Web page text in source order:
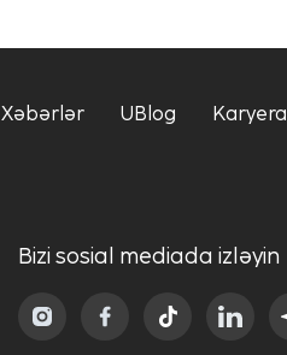
Xəbərlər UBlog Karyera
Bizi sosial mediada izləyin